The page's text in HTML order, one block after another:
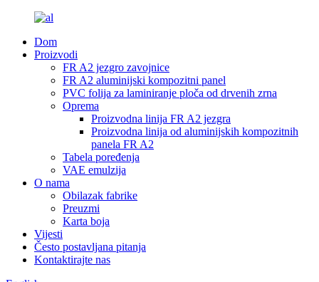
Dom
Proizvodi
FR A2 jezgro zavojnice
FR A2 aluminijski kompozitni panel
PVC folija za laminiranje ploča od drvenih zrna
Oprema
Proizvodna linija FR A2 jezgra
Proizvodna linija od aluminijskih kompozitnih
panela FR A2
Tabela poređenja
VAE emulzija
O nama
Obilazak fabrike
Preuzmi
Karta boja
Vijesti
Često postavljana pitanja
Kontaktirajte nas